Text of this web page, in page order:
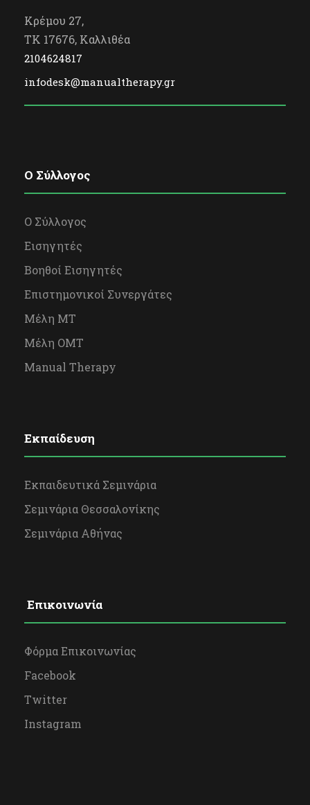
Κρέμου 27,
TK 17676, Καλλιθέα
2104624817
infodesk@manualtherapy.gr
O Σύλλογος
Ο Σύλλογος
Εισηγητές
Βοηθοί Εισηγητές
Επιστημονικοί Συνεργάτες
Μέλη ΜΤ
Μέλη OΜΤ
Manual Therapy
Εκπαίδευση
Εκπαιδευτικά Σεμινάρια
Σεμινάρια Θεσσαλονίκης
Σεμινάρια Αθήνας
Επικοινωνία
Φόρμα Επικοινωνίας
Facebook
Twitter
Instagram